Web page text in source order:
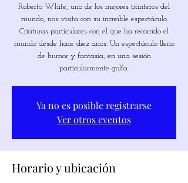
Roberto White, uno de los mejores titiriteros del
mundo, nos visita con su increíble espectáculo
Criaturas particulares con el que ha recorrido el
mundo desde hace diez años. Un espectáculo lleno
de humor y fantasía, en una sesión
particularmente golfa.
Ya no es posible registrarse
Ver otros eventos
Horario y ubicación